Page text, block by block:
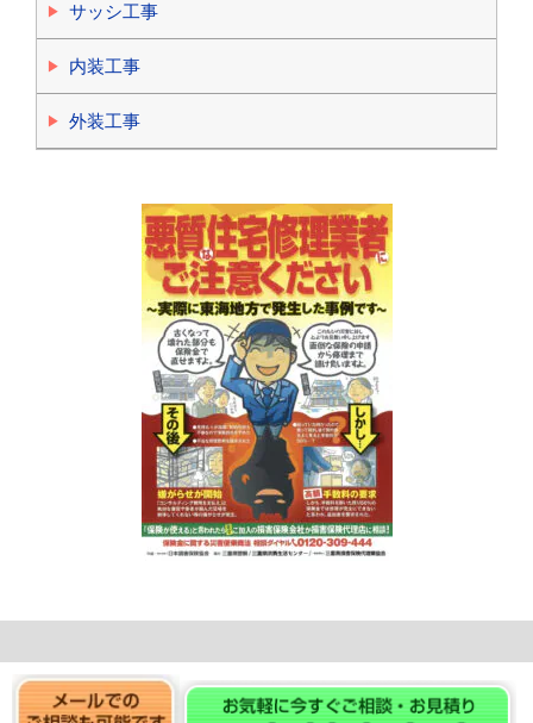
サッシ工事
内装工事
外装工事